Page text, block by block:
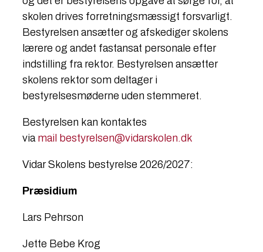
skolen drives forretningsmæssigt forsvarligt.
Bestyrelsen ansætter og afskediger skolens
lærere og andet fastansat personale efter
indstilling fra rektor. Bestyrelsen ansætter
skolens rektor som deltager i
bestyrelsesmøderne uden stemmeret.​​
Bestyrelsen kan kontaktes
via mail bestyrelsen@vidarskolen.dk
Vidar Skolens bestyrelse 2026/2027:​
Præsidium​
Lars Pehrson ​
​Jette Bebe Krog